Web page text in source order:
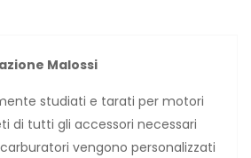
Malossi
studiati e tarati per motori
di tutti gli accessori necessari
vengono personalizzati